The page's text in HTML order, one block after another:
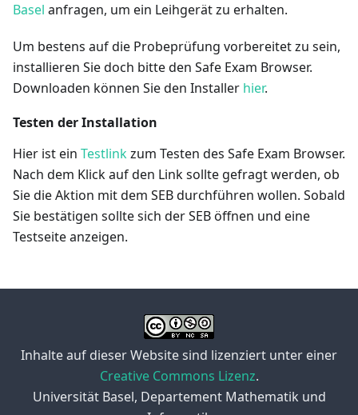
Basel anfragen, um ein Leihgerät zu erhalten.
Um bestens auf die Probeprüfung vorbereitet zu sein,
installieren Sie doch bitte den Safe Exam Browser.
Downloaden können Sie den Installer hier.
Testen der Installation
Hier ist ein Testlinkzum Testen des Safe Exam Browser.
Nach dem Klick auf den Link sollte gefragt werden, ob
Sie die Aktion mit dem SEB durchführen wollen. Sobald
Sie bestätigen sollte sich der SEB öffnen und eine
Testseite anzeigen.
Inhalte auf dieser Website sind lizenziert unter einer
Creative Commons Lizenz.
Universität Basel, Departement Mathematik und